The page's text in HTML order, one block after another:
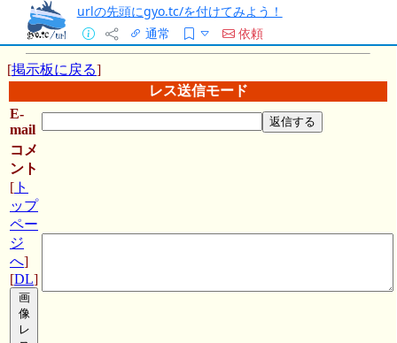
urlの先頭にgyo.tc/を付けてみよう！
通常
依頼